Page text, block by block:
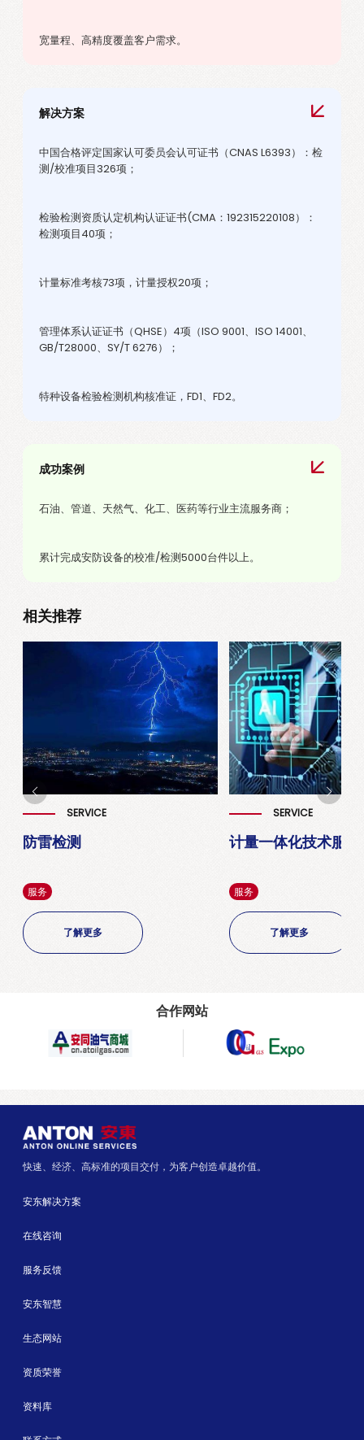
宽量程、高精度覆盖客户需求。
解决方案
中国合格评定国家认可委员会认可证书（CNAS L6393）：检
测/校准项目326项；
检验检测资质认定机构认证证书(CMA：192315220108）：
检测项目40项；
计量标准考核73项，计量授权20项；
管理体系认证证书（QHSE）4项（ISO 9001、ISO 14001、
GB/T28000、SY/T 6276）；
特种设备检验检测机构核准证，FD1、FD2。
成功案例
石油、管道、天然气、化工、医药等行业主流服务商；
累计完成安防设备的校准/检测5000台件以上。
相关推荐
SERVICE
防雷检测
服务
了解更多
SERVICE
计量一体化技术服务
服务
了解更多
合作网站
快速、经济、高标准的项目交付，为客户创造卓越价值。
安东解决方案
在线咨询
服务反馈
安东智慧
生态网站
资质荣誉
资料库